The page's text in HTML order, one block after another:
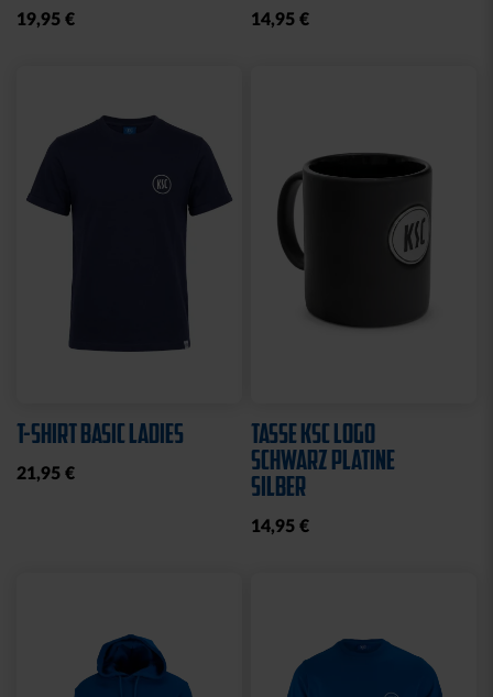
19,95 € 14,95 €
T-SHIRT BASIC LADIES
21,95 €
TASSE KSC LOGO
SCHWARZ PLATINE
SILBER
14,95 €